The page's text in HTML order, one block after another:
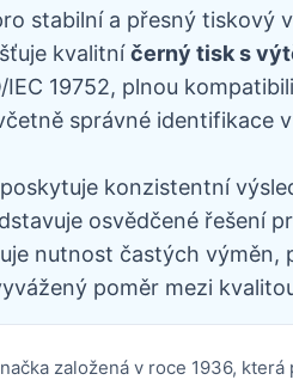
stabilní a přesný tiskový
kvalitníčerný tisk s
IEC 19752, plnou
správné identifikace
konzistentní
osvědčené řešení
nutnost častých výměn,
poměr mezi
založená v roce 1936,